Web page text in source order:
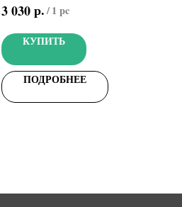
3 030р./1 pc
КУПИТЬ
ПОДРОБНЕЕ